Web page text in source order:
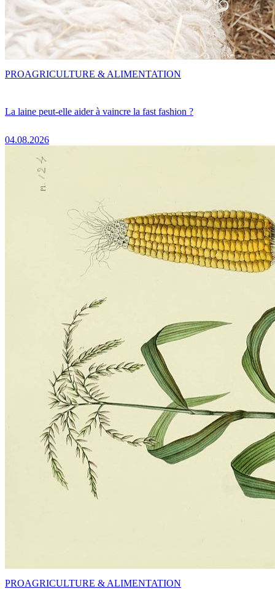
La laine peut-elle aider à vaincre la fast fashion ?
04.08.2026
PROAGRICULTURE & ALIMENTATION
PROAGRICULTURE & ALIMENTATION